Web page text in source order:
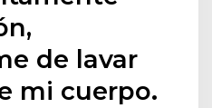
de lavar
mi cuerpo.